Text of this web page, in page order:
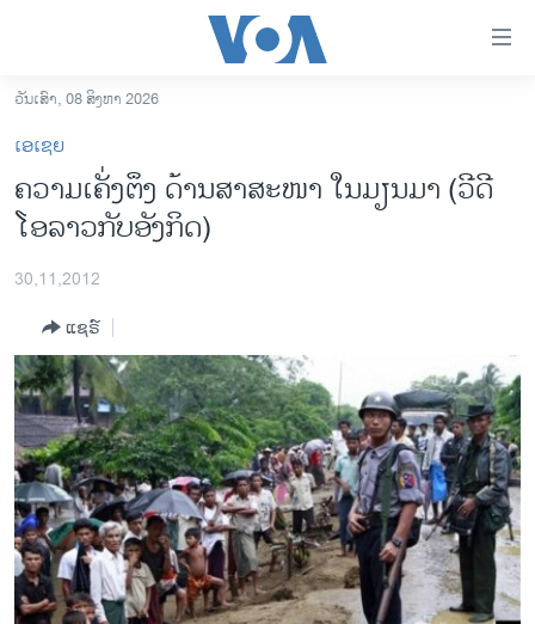
ເຂົ້າ
ຫາ
ຂ້າມ
ຂ້າມ
ຫາ
ອາເມຣິກາ
ຂ່າວ​ຈີນ
ໂລກ
ເອເຊຍ
ອິດສະຫຼະພາບດ້ານການຂ່າວ
ຊີວິດຊາວລາວ
ຊຸມຊົນຊາວລາວ
ວິທະຍາສາດ-ເທັກໂນໂລຈີ
ທຸລະກິດ
ວັນເສົາ, 08 ສິງຫາ 2026
ເອເຊຍ
ຄວາມເຄັ່ງຕຶງ ດ້ານສາສະໜາ ໃນມຽນມາ (ວີດີ
ໂອລາວກັບອັງກິດ)
30,11,2012
ແຊຣ໌